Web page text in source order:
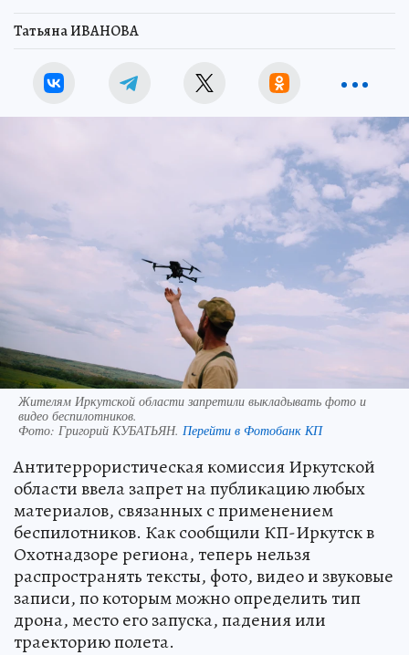
Татьяна ИВАНОВА
Жителям Иркутской области запретили выкладывать фото и
видео беспилотников.
Фото: Григорий КУБАТЬЯН. Перейти в Фотобанк КП
Антитеррористическая комиссия Иркутской
области ввела запрет на публикацию любых
материалов, связанных с применением
беспилотников. Как сообщили КП-Иркутск в
Охотнадзоре региона, теперь нельзя
распространять тексты, фото, видео и звуковые
записи, по которым можно определить тип
дрона, место его запуска, падения или
траекторию полета.